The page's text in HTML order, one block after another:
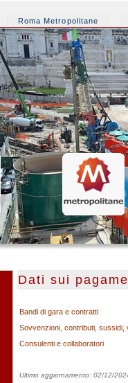
Roma Metropolitane
Dati sui
Bandi di gara e contratti
Sovvenzioni, contributi, sussidi,
Consulenti e collaboratori
Ultimo aggiornamento: 02/12/